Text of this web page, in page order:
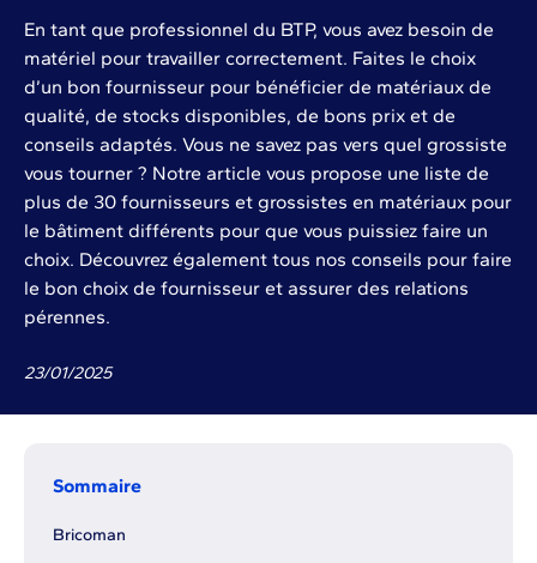
En tant que professionnel du BTP, vous avez besoin de
matériel pour travailler correctement. Faites le choix
d’un bon fournisseur pour bénéficier de matériaux de
qualité, de stocks disponibles, de bons prix et de
conseils adaptés. Vous ne savez pas vers quel grossiste
vous tourner ? Notre article vous propose une liste de
plus de 30 fournisseurs et grossistes en matériaux pour
le bâtiment différents pour que vous puissiez faire un
choix. Découvrez également tous nos conseils pour faire
le bon choix de fournisseur et assurer des relations
pérennes.
23/01/2025
Sommaire
Bricoman